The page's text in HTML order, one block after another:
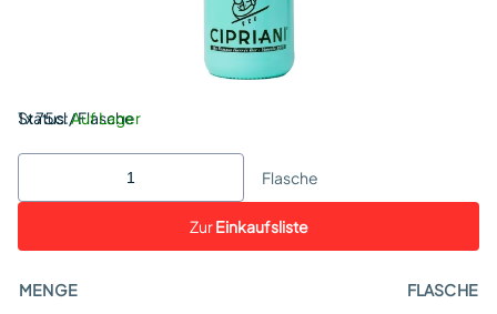
Status:Auf Lager
1 x 75cl / Flasche
Flasche
ZurEinkaufsliste
MENGE FLASCHE